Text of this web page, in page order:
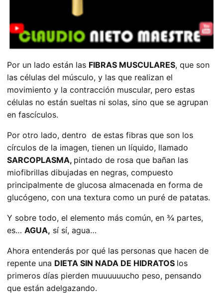
Por un lado están las FIBRAS MUSCULARES, que son
las células del músculo, y las que realizan el
movimiento y la contracción muscular, pero estas
células no están sueltas ni solas, sino que se agrupan
en fascículos.
Por otro lado, dentro de estas fibras que son los
círculos de la imagen, tienen un líquido, llamado
SARCOPLASMA, pintado de rosa que bañan las
miofibrillas dibujadas en negras, compuesto
principalmente de glucosa almacenada en forma de
glucógeno, con una textura como un puré de patatas.
Y sobre todo, el elemento más común, en ¾ partes,
es… AGUA, sí sí, agua…
Ahora entenderás por qué las personas que hacen de
repente una DIETA SIN NADA DE HIDRATOS los
primeros días pierden muuuuuucho peso, pensando
que están adelgazando.